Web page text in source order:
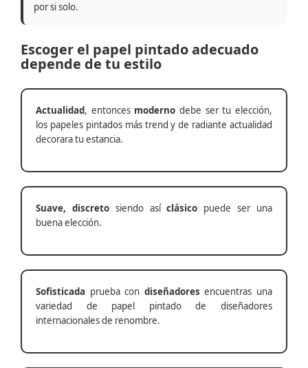
por si solo.
Escoger el papel pintado adecuado
depende de tu estilo
Actualidad, entonces moderno debe ser tu elección,
los papeles pintados más trend y de radiante actualidad
decorara tu estancia.
Suave, discretosiendo asíclásico puede ser una
buena elección.
Sofisticada prueba con diseñadores encuentras una
variedad de papel pintado de diseñadores
internacionales de renombre.